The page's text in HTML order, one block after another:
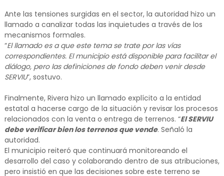
Ante las tensiones surgidas en el sector, la autoridad hizo un
llamado a canalizar todas las inquietudes a través de los
mecanismos formales.
“El llamado es a que este tema se trate por las vías
correspondientes. El municipio está disponible para facilitar el
diálogo, pero las definiciones de fondo deben venir desde
SERVIU”, sostuvo.
Finalmente, Rivera hizo un llamado explícito a la entidad
estatal a hacerse cargo de la situación y revisar los procesos
relacionados con la venta o entrega de terrenos. “El SERVIU
debe verificar bien los terrenos que vende. Señaló la
autoridad.
El municipio reiteró que continuará monitoreando el
desarrollo del caso y colaborando dentro de sus atribuciones,
pero insistió en que las decisiones sobre este terreno se